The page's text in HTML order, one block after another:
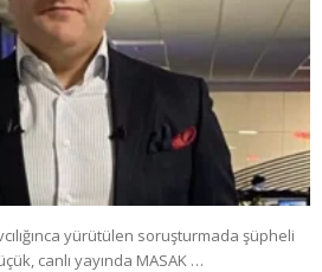
yürütülen soruşturmada şüpheli
canlı yayında MASAK …